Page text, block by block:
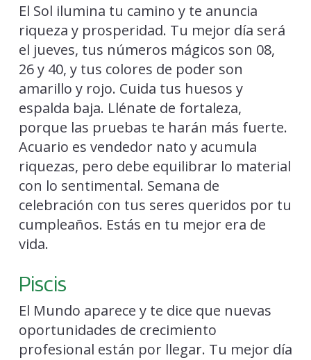
El Sol ilumina tu camino y te anuncia
riqueza y prosperidad. Tu mejor día será
el jueves, tus números mágicos son 08,
26 y 40, y tus colores de poder son
amarillo y rojo. Cuida tus huesos y
espalda baja. Llénate de fortaleza,
porque las pruebas te harán más fuerte.
Acuario es vendedor nato y acumula
riquezas, pero debe equilibrar lo material
con lo sentimental. Semana de
celebración con tus seres queridos por tu
cumpleaños. Estás en tu mejor era de
vida.
Piscis
El Mundo aparece y te dice que nuevas
oportunidades de crecimiento
profesional están por llegar. Tu mejor día